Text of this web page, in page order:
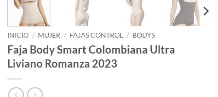
INICIO / MUJER / FAJAS CONTROL / BODYS
Faja Body Smart Colombiana Ultra
Liviano Romanza 2023